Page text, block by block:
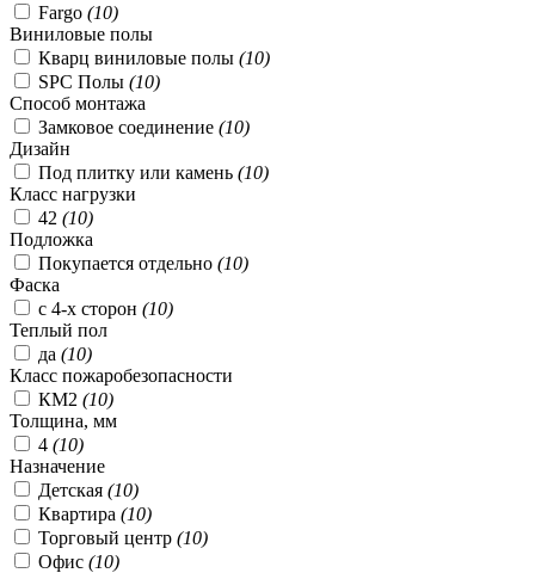
Fargo (10)
Виниловые полы
Кварц виниловые полы (10)
SPC Полы (10)
Способ монтажа
Замковое соединение (10)
Дизайн
Под плитку или камень (10)
Класс нагрузки
42 (10)
Подложка
Покупается отдельно (10)
Фаска
с 4-х сторон (10)
Теплый пол
да (10)
Класс пожаробезопасности
КМ2 (10)
Толщина, мм
4 (10)
Назначение
Детская (10)
Квартира (10)
Торговый центр (10)
Офис (10)